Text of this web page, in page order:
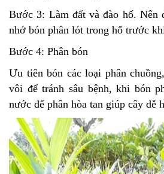
Bước 3: Làm đất và đào hố. Nên
nhớ bón phân lót trong hố trước
Bước 4: Phân bón
Ưu tiên bón các loại phân
vôi để tránh sâu bệnh, khi bón
nước để phân hòa tan giúp cây dễ